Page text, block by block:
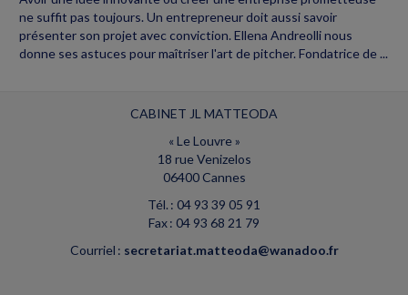
ne suffit pas toujours. Un entrepreneur doit aussi savoir
présenter son projet avec conviction. Ellena Andreolli nous
donne ses astuces pour maîtriser l'art de pitcher. Fondatrice de ...
CABINET JL MATTEODA
« Le Louvre »
18 rue Venizelos
06400 Cannes
Tél. : 04 93 39 05 91
Fax : 04 93 68 21 79
Courriel : secretariat.matteoda@wanadoo.fr